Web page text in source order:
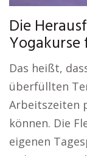
Die
Das heißt,
überfüllten
Arbeitszeiten
können. Die
eigenen